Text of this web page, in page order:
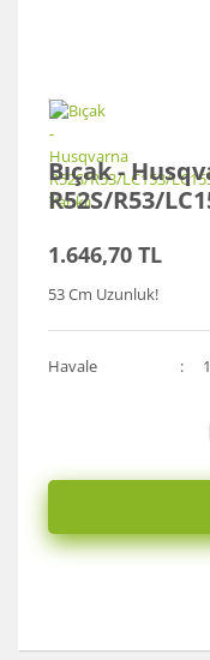
Bıçak -
R52S/R53/
1.646,70 TL
53 Cm Uzunluk!
Havale